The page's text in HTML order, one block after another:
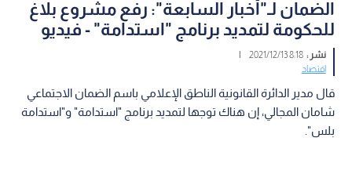
الضمان لـ"أخبار السابعة": رفع مشروع بلاغ
للحكومة لتمديد برنامج "استدامة" - فيديو
نشر :8:18 2021/12/13
|
اقتصاد
قال مدير الدائرة القانونية الناطق الإعلامي باسم الضمان الاجتماعي
شامان المجالي، إن هناك توجها لتمديد برنامج "استدامة" و"استدامة
بلس".